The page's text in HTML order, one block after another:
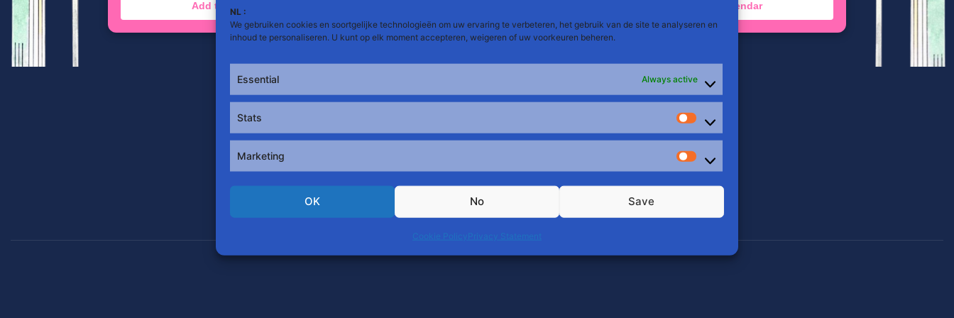
NL :
We gebruiken cookies en soortgelijke technologieën om uw ervaring te verbeteren, het gebruik van de site te analyseren en
inhoud te personaliseren. U kunt op elk moment accepteren, weigeren of uw voorkeuren beheren.
Essential Always active
Stats
Stats
Marketing
Marketing
OK No Save
Cookie PolicyPrivacy Statement
Add to Calendar Add to Calendar
Belgium Bearpride asbl - BE 0676 876 787
info@belgiumbearpride.be
© 2023 Belgium Bearpride. All rights reserved.